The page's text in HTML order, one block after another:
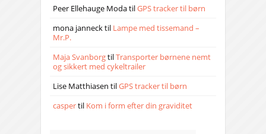
Peer Ellehauge ModatilGPS tracker til børn
mona jannecktil Lampe med tissemand –
Mr.P.
Maja SvanborgtilTransporter børnene nemt
og sikkert med cykeltrailer
Lise Matthiasen tilGPS tracker til børn
caspertil Kom i form efter din graviditet